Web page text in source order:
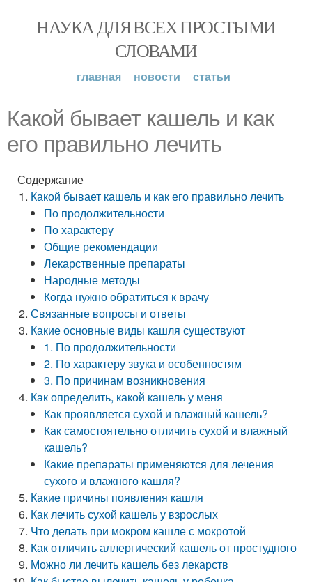
НАУКА ДЛЯ ВСЕХ ПРОСТЫМИ
СЛОВАМИ
главная новости статьи
Какой бывает кашель и как
его правильно лечить
Содержание
Какой бывает кашель и как его правильно лечить
По продолжительности
По характеру
Общие рекомендации
Лекарственные препараты
Народные методы
Когда нужно обратиться к врачу
Связанные вопросы и ответы
Какие основные виды кашля существуют
1. По продолжительности
2. По характеру звука и особенностям
3. По причинам возникновения
Как определить, какой кашель у меня
Как проявляется сухой и влажный кашель?
Как самостоятельно отличить сухой и влажный
кашель?
Какие препараты применяются для лечения
сухого и влажного кашля?
Какие причины появления кашля
Как лечить сухой кашель у взрослых
Что делать при мокром кашле с мокротой
Как отличить аллергический кашель от простудного
Можно ли лечить кашель без лекарств